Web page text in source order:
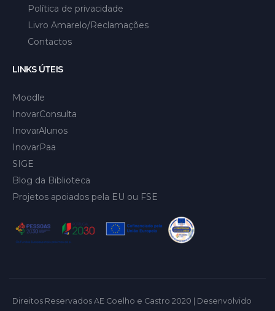
Política de privacidade
Livro Amarelo/Reclamações
Contactos
LINKS ÚTEIS
Moodle
InovarConsulta
InovarAlunos
InovarPaa
SIGE
Blog da Biblioteca
Projetos apoiados pela EU ou FSE
Direitos Reservados AE Coelho e Castro 2020 | Desenvolvido